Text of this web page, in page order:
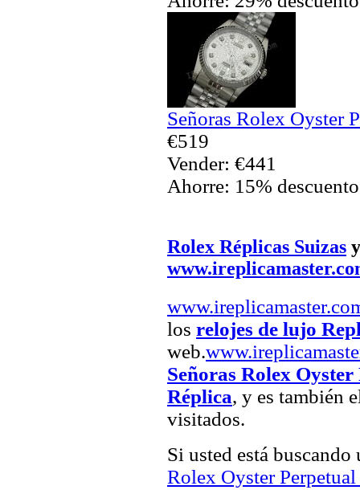
Señoras Rolex Oyster
€519
Vender: €441
Ahorre: 15% descuento
Rolex Réplicas Suizas y
los relojes de lujo
web.
Señoras Rolex
Réplica, y es también
visitados.
Si usted está
Rolex Oyster